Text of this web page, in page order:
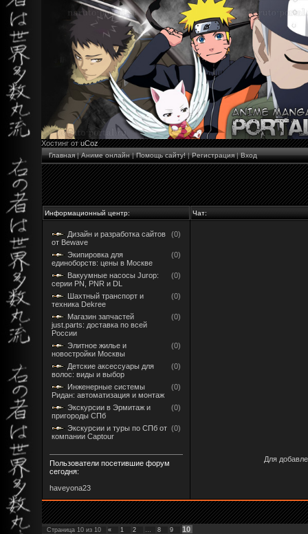
Хостинг отuCoz
Главная|Аниме онлайн|Помощь сайту!|Регистрация|Вход
Информационный центр: Чат:
Дизайн и разработка сайтов
от Bewave
(0)
Экипировка для
единоборств: цены в Москве
(0)
Вакуумные насосы Jurop:
серии PN, PNR и DL
(0)
Шахтный транспорт и
техника Dekree
(0)
Магазин запчастей
just.parts: доставка по всей
России
(0)
Элитное жилье и
новостройки Москвы
(0)
Детские аксессуары для
волос: виды и выбор
(0)
Инженерные системы
Ридан: автоматизация и монтаж
(0)
Экскурсии в Эрмитаж и
пригороды СПб
(0)
Экскурсии и туры по СПб от
компании Captour
(0)
Пользователи посетившие форум
сегодня:
haveyona23
Для
Страница 10 из 10 « 1 2 8 9 10